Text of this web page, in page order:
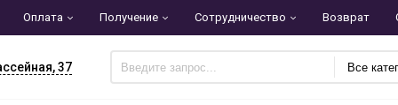
Оплата Получение Сотрудничество Возврат
37 Все